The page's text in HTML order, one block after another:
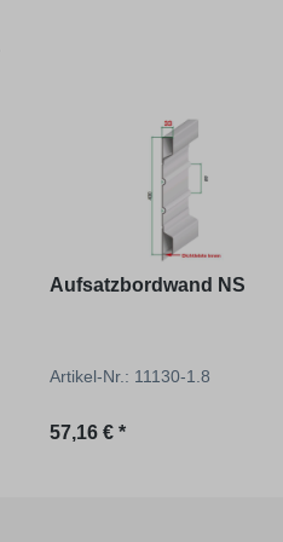
Aufsatzbordwand NS
Artikel-Nr.: 11130-1.8
Regulärer Preis:
57,16 € *